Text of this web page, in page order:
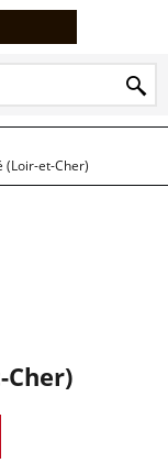
(Loir-et-Cher)
Cher)